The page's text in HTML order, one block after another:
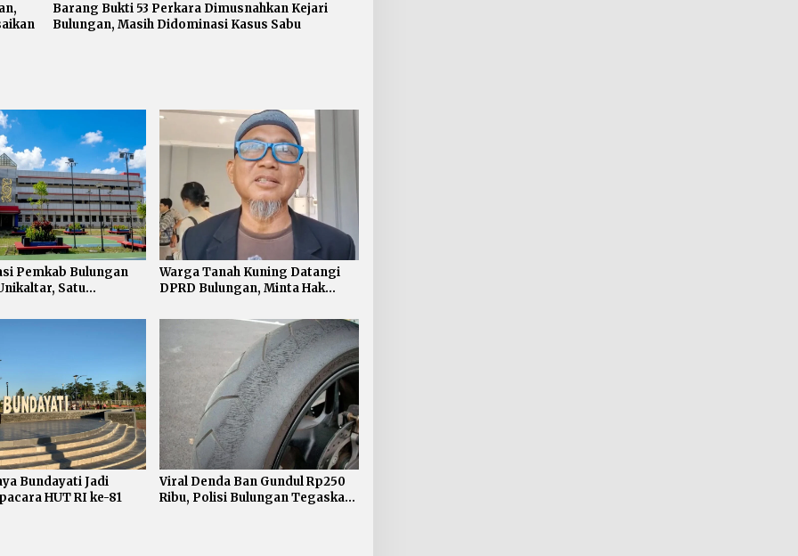
Barang Bukti 53 Perkara Dimusnahkan Kejari
Bulungan, Masih Didominasi Kasus Sabu
Pemkab Bulungan
Satu
Warga Tanah Kuning Datangi
DPRD Bulungan, Minta Hak
Diselesaikan
Bundayati Jadi
HUT RI ke-81
Viral Denda Ban Gundul Rp250
Ribu, Polisi Bulungan Tegaskan